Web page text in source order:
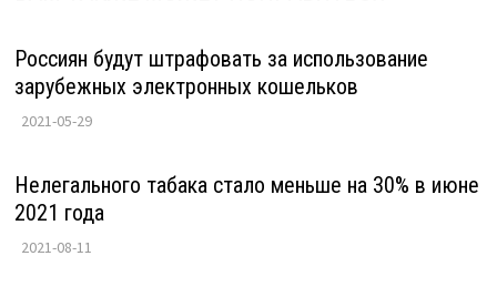
Россиян будут штрафовать за использование
зарубежных электронных кошельков
2021-05-29
Нелегального табака стало меньше на 30% в июне
2021 года
2021-08-11